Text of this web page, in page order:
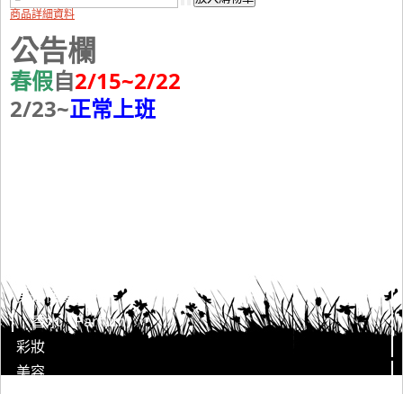
商品詳細資料
公告欄
春假自2/15~2/22
2/23~正常上班
男仕保養
香水（Parfum）
彩妝
美容